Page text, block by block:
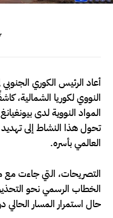
أعاد الرئيس الكوري
النووي لكوريا الشمالية،
المواد النووية لدى
تحول هذا النشاط إلى تهديد
العالمي بأسره.
التصريحات، التي جاءت مع
الخطاب الرسمي نحو
حال استمرار المسار